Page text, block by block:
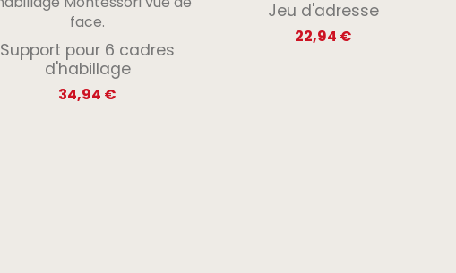
Support pour 6 cadres
d'habillage
34,94 €
Jeu d'adresse
22,94 €